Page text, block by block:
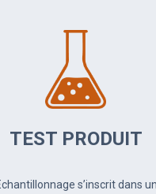
TEST PRODUIT
s’inscrit dans